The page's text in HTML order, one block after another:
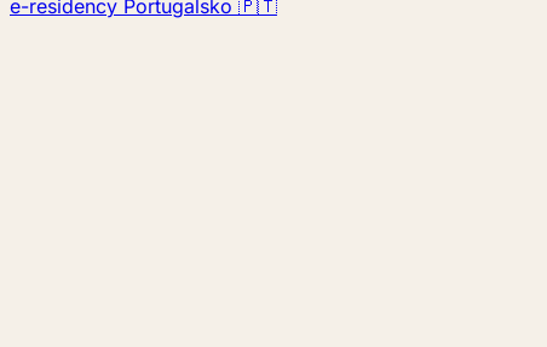
e-residency Portugalsko 🇵🇹